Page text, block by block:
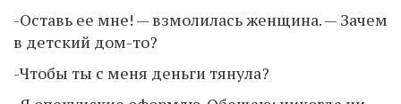
-Оставь ее мне! — взмолилась женщина. — Зачем
в детский дом-то?
-Чтобы ты с меня деньги тянула?